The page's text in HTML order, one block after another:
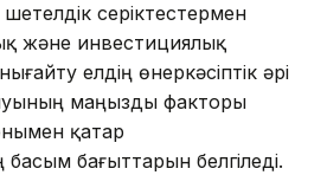
серіктестермен
және инвестициялық
елдің өнеркәсіптік әрі
маңызды факторы
қатар
бағыттарын белгіледі.